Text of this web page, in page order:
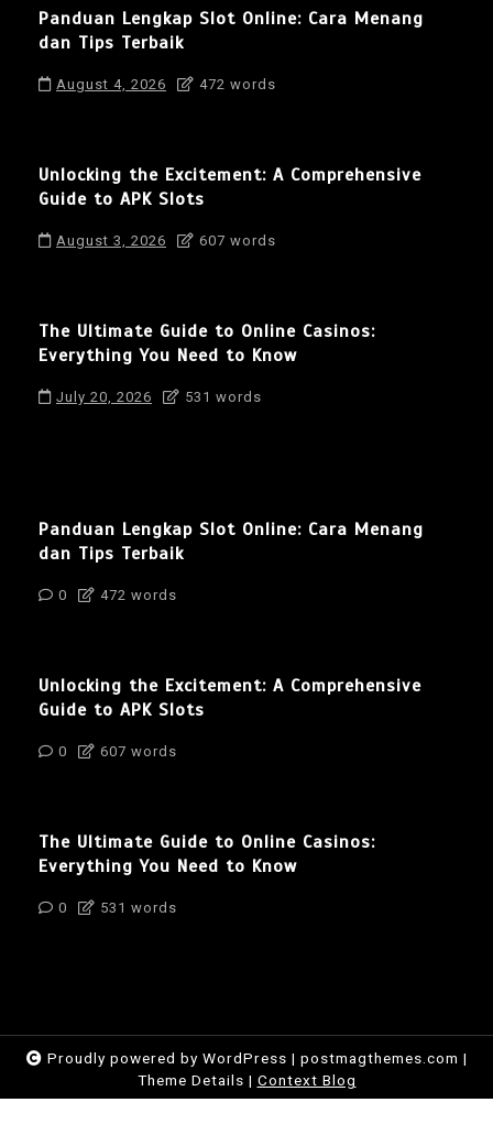
Panduan Lengkap Slot Online: Cara Menang
dan Tips Terbaik
August 4, 2026 472 words
Unlocking the Excitement: A Comprehensive
Guide to APK Slots
August 3, 2026 607 words
The Ultimate Guide to Online Casinos:
Everything You Need to Know
July 20, 2026 531 words
Panduan Lengkap Slot Online: Cara Menang
dan Tips Terbaik
0 472 words
Unlocking the Excitement: A Comprehensive
Guide to APK Slots
0 607 words
The Ultimate Guide to Online Casinos:
Everything You Need to Know
0 531 words
Proudly powered by WordPress | postmagthemes.com |
Theme Details | Context Blog